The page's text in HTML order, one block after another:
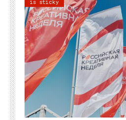
is sticky